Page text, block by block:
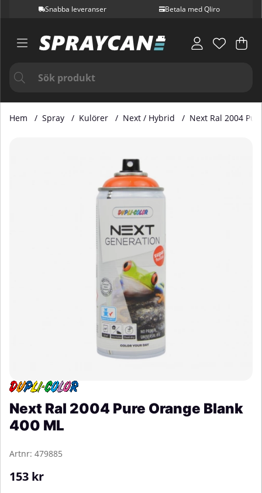
Snabba leveranser Betala med Qliro
.
Hem Spray Kulörer Next / Hybrid Next Ral 2004
Next Ral 2004 Pure Orange Blank
400 ML
Artnr: 479885
153 kr